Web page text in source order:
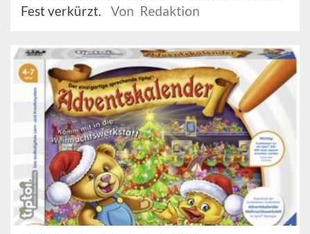
Fest verkürzt.
Von Redaktion